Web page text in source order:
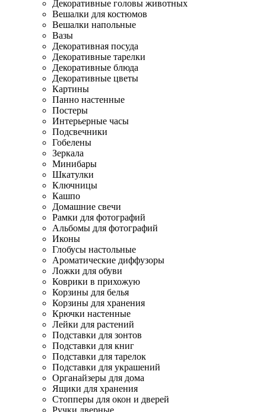
Декоративные головы животных
Вешалки для костюмов
Вешалки напольные
Вазы
Декоративная посуда
Декоративные тарелки
Декоративные блюда
Декоративные цветы
Картины
Панно настенные
Постеры
Интерьерные часы
Подсвечники
Гобелены
Зеркала
Минибары
Шкатулки
Ключницы
Кашпо
Домашние свечи
Рамки для фотографий
Альбомы для фотографий
Иконы
Глобусы настольные
Ароматические диффузоры
Ложки для обуви
Коврики в прихожую
Корзины для белья
Корзины для хранения
Крючки настенные
Лейки для растений
Подставки для зонтов
Подставки для книг
Подставки для тарелок
Подставки для украшений
Органайзеры для дома
Ящики для хранения
Стопперы для окон и дверей
Ручки дверные